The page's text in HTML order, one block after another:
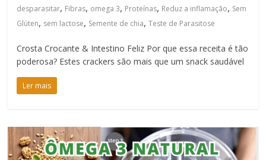
desparasitar, Fibras, omega 3, Proteínas, Reduz a inflamação, Sem
Glúten, sem lactose, Semente de chia,Teste de Parasitose
Crosta Crocante & Intestino Feliz Por que essa receita é tão
poderosa? Estes crackers são mais que um snack saudável
Ler mais